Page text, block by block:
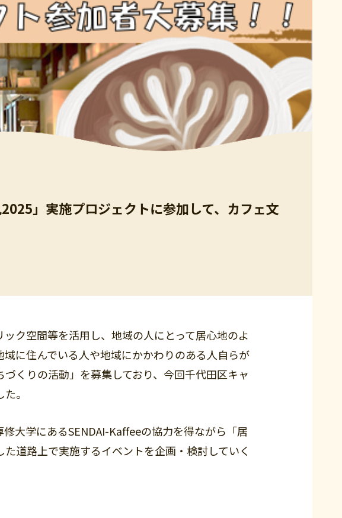
」実施プロジェクトに参加して、カフェ文
ク空間等を活用し、地域の人にとって居心地のよ
に住んでいる人や地域にかかわりのある人自らが
くりの活動」を募集しており、今回千代田区キャ
。
大学にあるSENDAI-Kaffeeの協力を得ながら「居
道路上で実施するイベントを企画・検討していく